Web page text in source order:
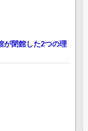
が閉館した2つの理